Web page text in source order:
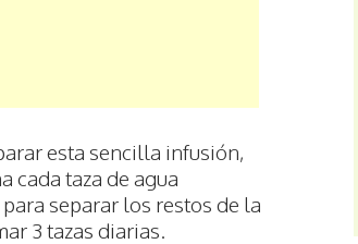
esta sencilla infusión,
cada taza de agua
separar los restos de la
3 tazas diarias.